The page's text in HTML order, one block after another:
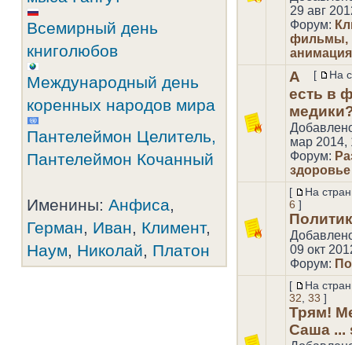
Полина Ш
Облако в штанах
Виконт
Всемирный день
книголюбов
Международный день
коренных народов мира
Пантелеймон Целитель,
Пантелеймон Кочанный
Именины: Анфиса,
Герман, Иван, Климент,
Наум, Николай, Платон
29 авг
Форум:
фильмы,
анимация
[ На
А
есть в
мар 2014,
Форум:
здоровье
[
На
6 ]
09 окт
Форум:
[
На
32 33 ]
Трям!
Саша ...